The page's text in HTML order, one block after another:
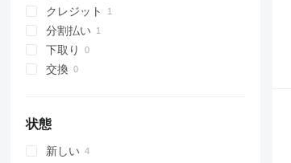
クレジット
分割払い
下取り
交換
状態
新しい